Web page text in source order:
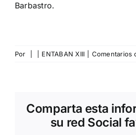
Barbastro.
Por ENTABAN XIII Comentarios
Comparta esta
su red Social